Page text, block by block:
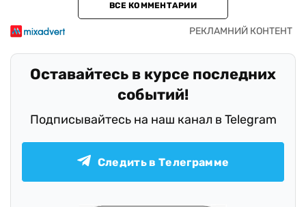
ВСЕ КОММЕНТАРИИ
Оставайтесь в курсе последних
событий!
Подписывайтесь на наш канал в Telegram
Следить в Телеграмме